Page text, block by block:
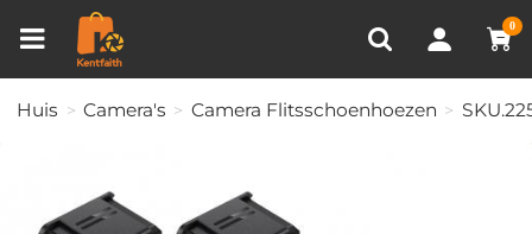
0
RECENT BEKEKEN
Huis Camera's Camera Flitsschoenhoezen